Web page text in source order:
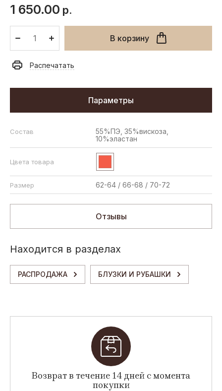
1 650.00 р.
В корзину
Распечатать
Параметры
Состав
55%ПЭ, 35%вискоза,
10%эластан
Цвета товара
Размер 62-64 / 66-68 / 70-72
Отзывы
Находится в разделах
РАСПРОДАЖА БЛУЗКИ И РУБАШКИ
Возврат в течение 14 дней с момента
покупки